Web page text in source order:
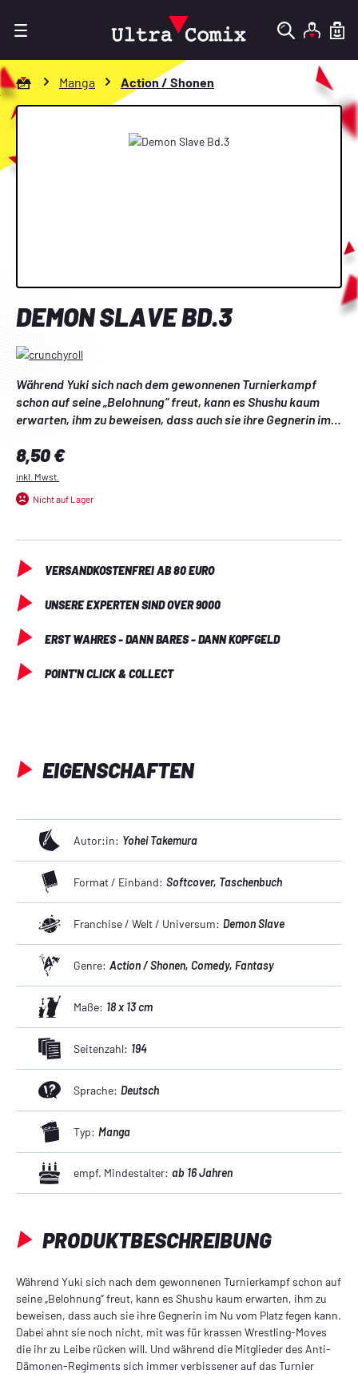
Zur Startseite gehen
Manga Action / Shonen
Bildergalerie überspringen
DEMON SLAVE BD.3
Während Yuki sich nach dem gewonnenen Turnierkampf
schon auf seine „Belohnung“ freut, kann es Shushu kaum
erwarten, ihm zu beweisen, dass auch sie ihre Gegnerin im
für krassen Wrestling-Moves die ihr zu Leibe rücken will.
Und während die Mitglieder des Anti-Dämonen-Regiments
sich immer verbissener auf das Turnier konzentrieren,
bemerkt niemand, dass sich ein paar ungeladene Gäste
Regulärer Preis:
8,50 €
inkl. Mwst.
Nicht auf Lager
VERSANDKOSTENFREI AB 80 EURO
UNSERE EXPERTEN SIND OVER 9000
ERST WAHRES - DANN BARES - DANN KOPFGELD
POINT'N CLICK & COLLECT
PRODUKTBESCHREIBUNG
Während Yuki sich nach dem gewonnenen Turnierkampf schon auf
seine „Belohnung“ freut, kann es Shushu kaum erwarten, ihm zu
beweisen, dass auch sie ihre Gegnerin im Nu vom Platz fegen kann.
Dabei ahnt sie noch nicht, mit was für krassen Wrestling-Moves
die ihr zu Leibe rücken will. Und während die Mitglieder des Anti-
Dämonen-Regiments sich immer verbissener auf das Turnier
EIGENSCHAFTEN
Autor:in: Yohei Takemura
Format / Einband: Softcover, Taschenbuch
Franchise / Welt / Universum: Demon Slave
Genre: Action / Shonen, Comedy, Fantasy
Maße: 18 x 13 cm
Seitenzahl: 194
Sprache: Deutsch
Typ: Manga
empf. Mindestalter: ab 16 Jahren